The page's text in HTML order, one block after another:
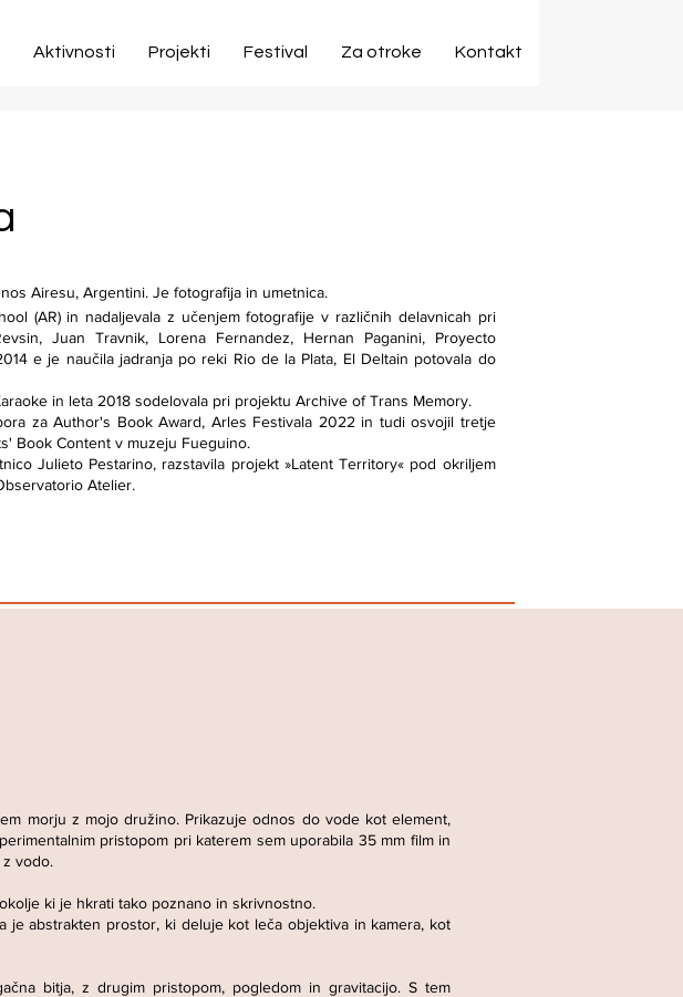
Aktivnosti Projekti Festival Za otroke Kontakt
Airesu, Argentini. Je fotografija in umetnica.
(AR) in nadaljevala z učenjem fotografije v različnih delavnicah pri
Juan Travnik, Lorena Fernandez, Hernan Paganini, Proyecto
e je naučila jadranja po reki Rio de la Plata, El Deltain potovala do
in leta 2018 sodelovala pri projektu Archive of Trans Memory.
za Author's Book Award, Arles Festivala 2022 in tudi osvojil tretje
Book Content v muzeju Fueguino.
Julieto Pestarino, razstavila projekt »Latent Territory« pod okriljem
Atelier.
morju z mojo družino. Prikazuje odnos do vode kot element,
pristopom pri katerem sem uporabila 35 mm film in
vodo.
ki je hkrati tako poznano in skrivnostno.
abstrakten prostor, ki deluje kot leča objektiva in kamera, kot
bitja, z drugim pristopom, pogledom in gravitacijo. S tem